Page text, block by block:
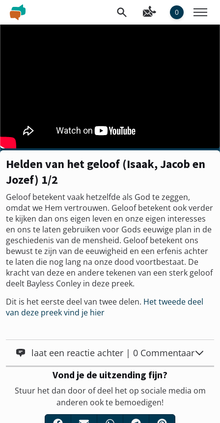
0
Helden van het geloof (Isaak, Jacob en
Jozef) 1/2
Geloof betekent vaak hetzelfde als God te zeggen,
omdat we Hem vertrouwen. Geloof betekent ook verder
te kijken dan ons eigen leven en onze eigen interesses
en ons te laten gebruiken voor Gods eeuwige plan in de
geschiedenis van de mensheid. Geloof betekent ons
bewust te zijn van de eeuwigheid en een erfenis achter
te laten die nog lang na onze dood voortbestaat. De
kracht van deze en andere tekenen van een sterk geloof
deelt Bayless Conley in deze preek.
Dit is het eerste deel van twee delen. Het tweede deel
van deze preek vind je hier
laat een reactie achter | 0 Commentaar
Vond je de uitzending fijn?
Stuur het dan door of deel het op sociale media om
anderen ook te bemoedigen!